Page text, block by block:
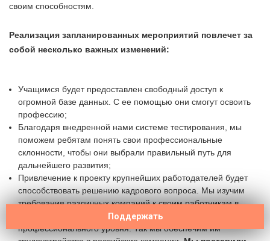
Поддержать
своим способностям.
Реализация запланированных мероприятий повлечет за
собой несколько важных изменений:
Учащимся будет предоставлен свободный доступ к
огромной базе данных. С ее помощью они смогут освоить
профессию;
Благодаря внедренной нами системе тестирования, мы
поможем ребятам понять свои профессиональные
склонности, чтобы они выбрали правильный путь для
дальнейшего развития;
Привлечение к проекту крупнейших работодателей будет
способствовать решению кадрового вопроса. Мы изучим
требования различных компаний к своим работникам в
области IT и поможем молодым ребятам достигнуть нужного
профессионального уровня. Так мы обеспечим им